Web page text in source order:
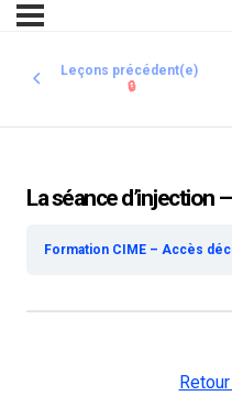
Leçons précédent(e)
🔒
La séance d’injection
Formation CIME – Accès